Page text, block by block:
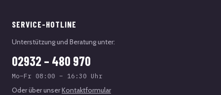
SERVICE-HOTLINE
Unterstützung und Beratung unter:
02932 – 480 970
Mo–Fr 08:00 – 16:30 Uhr
Oder über unserKontaktformular